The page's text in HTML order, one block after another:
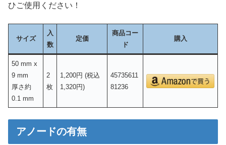
ひご使用ください！
サイズ
入
数
定価
商品コー
ド
購入
50 mm x
9 mm
厚さ約
0.1 mm
2
枚
1,200円 (税込
1,320円)
45735611
81236
アノードの有無